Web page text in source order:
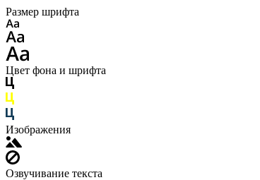
Размер шрифта
Цвет фона и шрифта
Изображения
Озвучивание текста